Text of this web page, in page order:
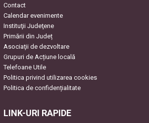
Contact
Calendar evenimente
Instituţii Judeţene
Primării din Județ
Asociaţii de dezvoltare
Grupuri de Acțiune locală
Telefoane Utile
Politica privind utilizarea cookies
Politica de confidențialitate
LINK-URI RAPIDE